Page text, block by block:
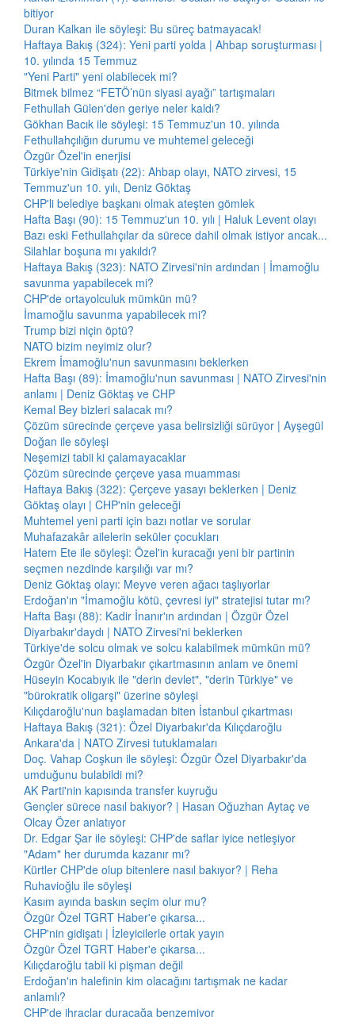
bitiyor
Duran Kalkan ile söyleşi: Bu süreç batmayacak!
Haftaya Bakış (324): Yeni parti yolda | Ahbap soruşturması |
10. yılında 15 Temmuz
"Yeni Parti" yeni olabilecek mi?
Bitmek bilmez “FETÖ’nün siyasi ayağı” tartışmaları
Fethullah Gülen'den geriye neler kaldı?
Gökhan Bacık ile söyleşi: 15 Temmuz'un 10. yılında
Fethullahçılığın durumu ve muhtemel geleceği
Özgür Özel'in enerjisi
Türkiye'nin Gidişatı (22): Ahbap olayı, NATO zirvesi, 15
Temmuz'un 10. yılı, Deniz Göktaş
CHP'li belediye başkanı olmak ateşten gömlek
Hafta Başı (90): 15 Temmuz'un 10. yılı | Haluk Levent olayı
Bazı eski Fethullahçılar da sürece dahil olmak istiyor ancak...
Silahlar boşuna mı yakıldı?
Haftaya Bakış (323): NATO Zirvesi'nin ardından | İmamoğlu
savunma yapabilecek mi?
CHP'de ortayolculuk mümkün mü?
İmamoğlu savunma yapabilecek mi?
Trump bizi niçin öptü?
NATO bizim neyimiz olur?
Ekrem İmamoğlu'nun savunmasını beklerken
Hafta Başı (89): İmamoğlu'nun savunması | NATO Zirvesi'nin
anlamı | Deniz Göktaş ve CHP
Kemal Bey bizleri salacak mı?
Çözüm sürecinde çerçeve yasa belirsizliği sürüyor | Ayşegül
Doğan ile söyleşi
Neşemizi tabii ki çalamayacaklar
Çözüm sürecinde çerçeve yasa muamması
Haftaya Bakış (322): Çerçeve yasayı beklerken | Deniz
Göktaş olayı | CHP'nin geleceği
Muhtemel yeni parti için bazı notlar ve sorular
Muhafazakâr ailelerin seküler çocukları
Hatem Ete ile söyleşi: Özel'in kuracağı yeni bir partinin
seçmen nezdinde karşılığı var mı?
Deniz Göktaş olayı: Meyve veren ağacı taşlıyorlar
Erdoğan'ın "İmamoğlu kötü, çevresi iyi" stratejisi tutar mı?
Hafta Başı (88): Kadir İnanır'ın ardından | Özgür Özel
Diyarbakır'daydı | NATO Zirvesi'ni beklerken
Türkiye'de solcu olmak ve solcu kalabilmek mümkün mü?
Özgür Özel'in Diyarbakır çıkartmasının anlam ve önemi
Hüseyin Kocabıyık ile "derin devlet", "derin Türkiye" ve
"bürokratik oligarşi" üzerine söyleşi
Kılıçdaroğlu'nun başlamadan biten İstanbul çıkartması
Haftaya Bakış (321): Özel Diyarbakır'da Kılıçdaroğlu
Ankara'da | NATO Zirvesi tutuklamaları
Doç. Vahap Coşkun ile söyleşi: Özgür Özel Diyarbakır'da
umduğunu bulabildi mi?
AK Parti'nin kapısında transfer kuyruğu
Gençler sürece nasıl bakıyor? | Hasan Oğuzhan Aytaç ve
Olcay Özer anlatıyor
Dr. Edgar Şar ile söyleşi: CHP'de saflar iyice netleşiyor
"Adam" her durumda kazanır mı?
Kürtler CHP'de olup bitenlere nasıl bakıyor? | Reha
Ruhavioğlu ile söyleşi
Kasım ayında baskın seçim olur mu?
Özgür Özel TGRT Haber'e çıkarsa...
CHP'nin gidişatı | İzleyicilerle ortak yayın
Özgür Özel TGRT Haber'e çıkarsa...
Kılıçdaroğlu tabii ki pişman değil
Erdoğan'ın halefinin kim olacağını tartışmak ne kadar
anlamlı?
CHP'de ihraçlar duracağa benzemiyor